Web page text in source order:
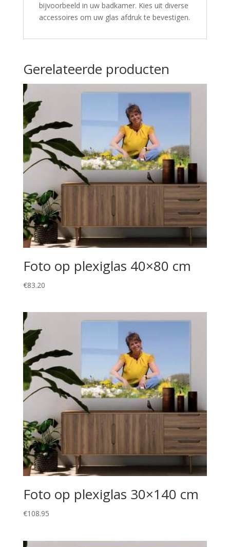
bijvoorbeeld in uw badkamer. Kies uit diverse
accessoires om uw glas afdruk te bevestigen.
Gerelateerde producten
Foto op plexiglas 40×80 cm
€83.20
Foto op plexiglas 30×140 cm
€108.95